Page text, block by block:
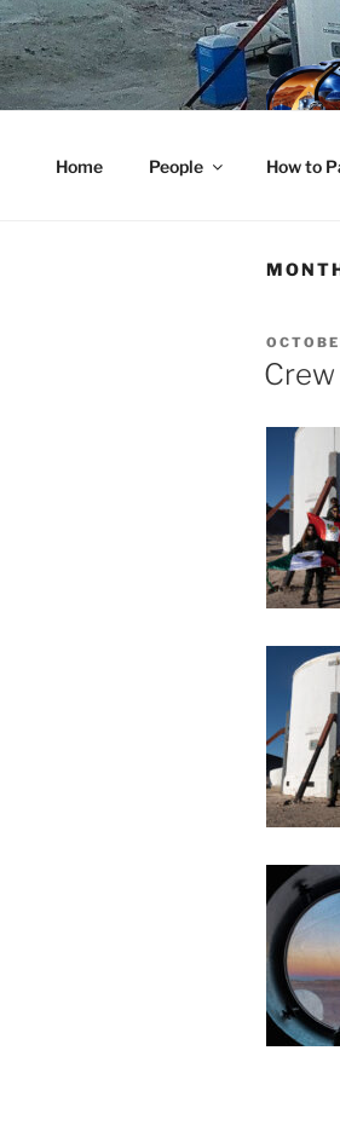
Skip
to
content
Home People How to
POSTED
ON